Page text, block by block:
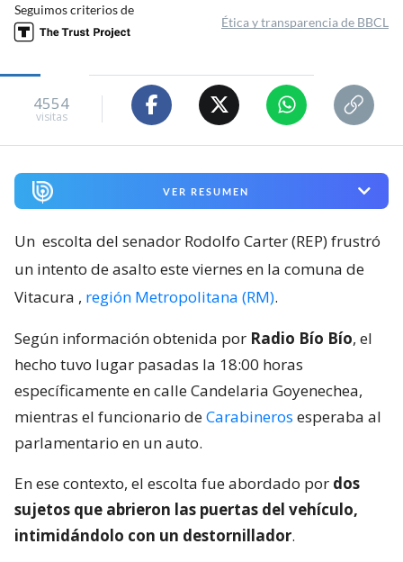
Seguimos criterios de
Ética y transparencia de BBCL
4554
visitas
VER RESUMEN
Un escolta del senador Rodolfo Carter (REP) frustró
un intento de asalto este viernes en la comuna de
Vitacura , región Metropolitana (RM).
Según información obtenida por Radio Bío Bío, el
hecho tuvo lugar pasadas la 18:00 horas
específicamente en calle Candelaria Goyenechea,
mientras el funcionario deCarabineros esperaba al
parlamentario en un auto.
En ese contexto, el escolta fue abordado por dos
sujetos que abrieron las puertas del vehículo,
intimidándolo con un destornillador.